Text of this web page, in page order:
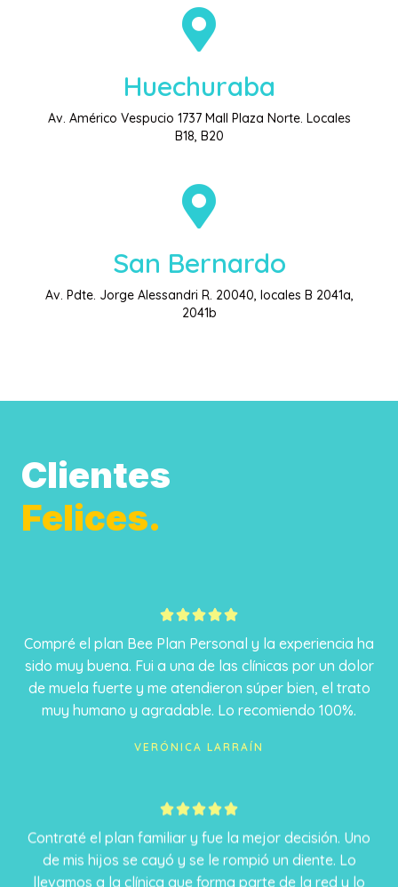
Huechuraba
Av. Américo Vespucio 1737 Mall Plaza Norte. Locales
B18, B20
San Bernardo
Av. Pdte. Jorge Alessandri R. 20040, locales B 2041a,
2041b
Clientes
Felices.
5
Compré el plan Bee Plan Personal y la experiencia ha
sido muy buena. Fui a una de las clínicas por un dolor
de muela fuerte y me atendieron súper bien, el trato
muy humano y agradable. Lo recomiendo 100%.
VERÓNICA LARRAÍN
5
/
5
Contraté el plan familiar y fue la mejor decisión. Uno
de mis hijos se cayó y se le rompió un diente. Lo